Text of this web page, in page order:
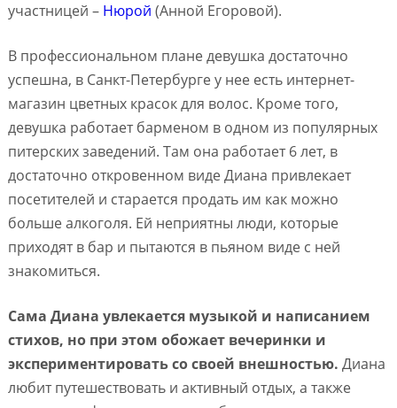
участницей – Нюрой (Анной Егоровой).
В профессиональном плане девушка достаточно
успешна, в Санкт-Петербурге у нее есть интернет-
магазин цветных красок для волос. Кроме того,
девушка работает барменом в одном из популярных
питерских заведений. Там она работает 6 лет, в
достаточно откровенном виде Диана привлекает
посетителей и старается продать им как можно
больше алкоголя. Ей неприятны люди, которые
приходят в бар и пытаются в пьяном виде с ней
знакомиться.
Сама Диана увлекается музыкой и написанием
стихов, но при этом обожает вечеринки и
экспериментировать со своей внешностью. Диана
любит путешествовать и активный отдых, а также